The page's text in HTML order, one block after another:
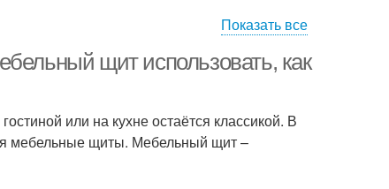
Показать все
щит использовать, как
или на кухне остаётся классикой. В
мебельные щиты. Мебельный щит –